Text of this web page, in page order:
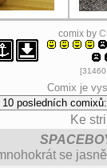
comix by
Comix je
Ke
se